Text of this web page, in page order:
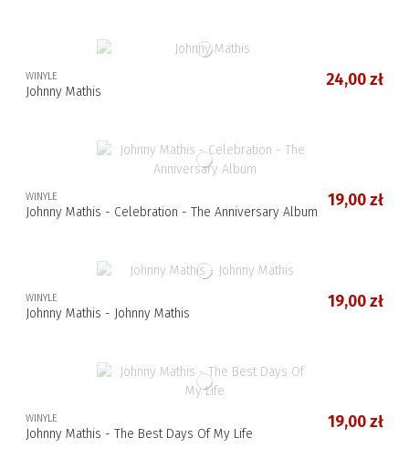
WINYLE
Johnny Mathis
24,00 zł
WINYLE
Johnny Mathis - Celebration - The Anniversary Album
19,00 zł
WINYLE
Johnny Mathis - Johnny Mathis
19,00 zł
WINYLE
Johnny Mathis - The Best Days Of My Life
19,00 zł